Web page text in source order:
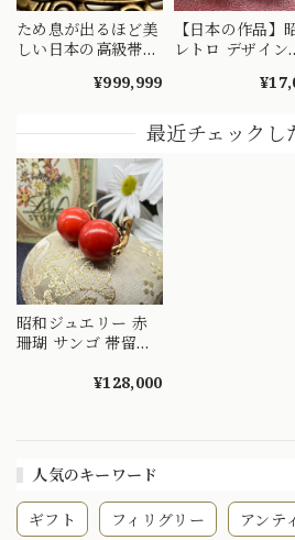
人気のキーワード
ギフト フィリグリー アンテ
ため息が出るほど美
しい日本の高級帯留
¥999,999
【日本の作品】
レトロ デザイン
ンチュリン2珠
最近チェックし
昭和ジュエリー 赤
珊瑚 サンゴ 帯留め
昭和レトロ コーラ
¥128,000